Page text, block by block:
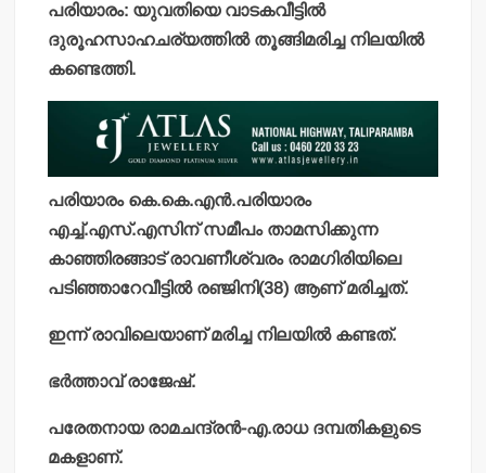
പരിയാരം: യുവതിയെ വാടകവീട്ടില്‍
ദുരൂഹസാഹചര്യത്തില്‍ തൂങ്ങിമരിച്ച നിലയില്‍
കണ്ടെത്തി.
പരിയാരം കെ.കെ.എന്‍.പരിയാരം
എച്ച്.എസ്.എസിന് സമീപം താമസിക്കുന്ന
കാഞ്ഞിരങ്ങാട് രാവണീശ്വരം രാമഗിരിയിലെ
പടിഞ്ഞാറേവീട്ടില്‍ രഞ്ജിനി(38) ആണ് മരിച്ചത്.
ഇന്ന് രാവിലെയാണ് മരിച്ച നിലയില്‍ കണ്ടത്.
ഭര്‍ത്താവ് രാജേഷ്.
പരേതനായ രാമചന്ദ്രന്‍-എ.രാധ ദമ്പതികളുടെ
മകളാണ്.